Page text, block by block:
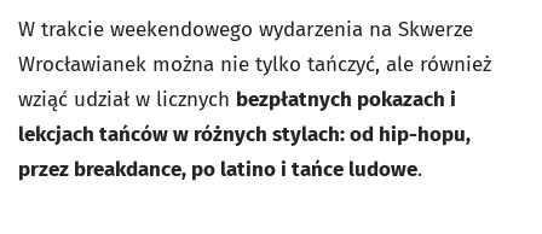
W trakcie weekendowego wydarzenia na Skwerze
Wrocławianek można nie tylko tańczyć, ale również
wziąć udział w licznych bezpłatnych pokazach i
lekcjach tańców w różnych stylach: od hip-hopu,
przez breakdance, po latino i tańce ludowe.